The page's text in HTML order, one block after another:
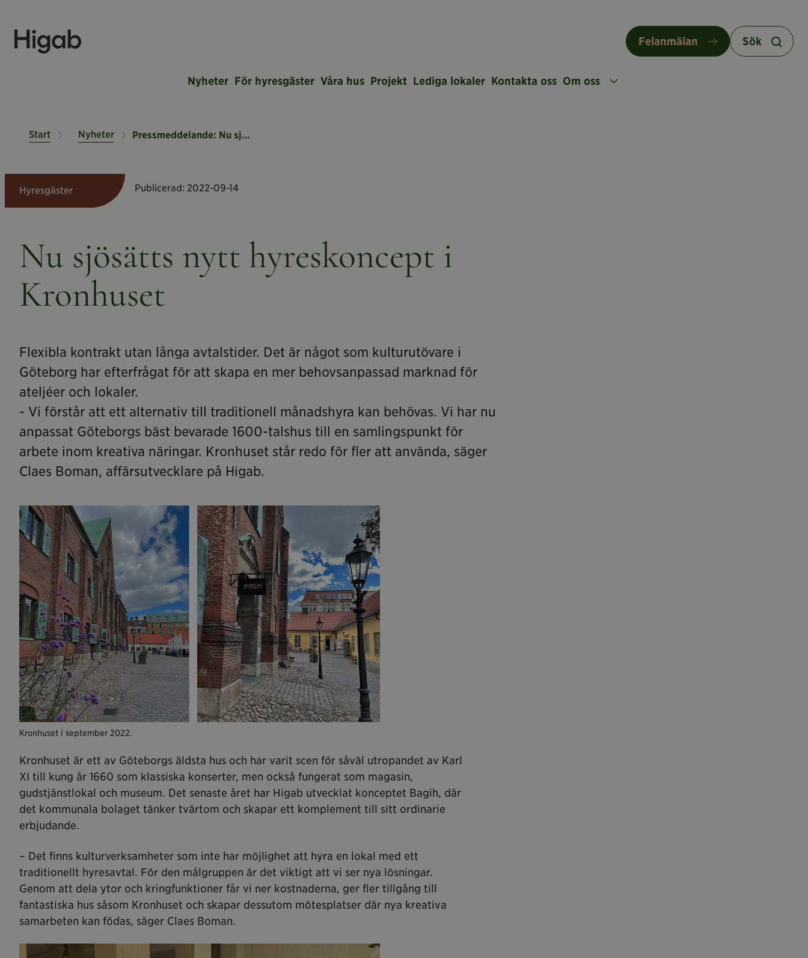
Felanmälan Sök
Nyheter För hyresgäster Våra hus Projekt Lediga lokaler Kontakta oss Om oss
Start Nyheter Pressmeddelande: Nu sjösätts nytt hyreskoncept i Kronhuset
Hyresgäster Publicerad: 2022-09-14
Nu sjösätts nytt hyreskoncept i
Kronhuset
Flexibla kontrakt utan långa avtalstider. Det är något som kulturutövare i
Göteborg har efterfrågat för att skapa en mer behovsanpassad marknad för
ateljéer och lokaler.
- Vi förstår att ett alternativ till traditionell månadshyra kan behövas. Vi har nu
anpassat Göteborgs bäst bevarade 1600-talshus till en samlingspunkt för
arbete inom kreativa näringar. Kronhuset står redo för fler att använda, säger
Claes Boman, affärsutvecklare på Higab.
Kronhuset i september 2022.
Kronhuset är ett av Göteborgs äldsta hus och har varit scen för såväl utropandet av Karl
XI till kung år 1660 som klassiska konserter, men också fungerat som magasin,
gudstjänstlokal och museum. Det senaste året har Higab utvecklat konceptet Bagih, där
det kommunala bolaget tänker tvärtom och skapar ett komplement till sitt ordinarie
erbjudande.
– Det finns kulturverksamheter som inte har möjlighet att hyra en lokal med ett
traditionellt hyresavtal. För den målgruppen är det viktigt att vi ser nya lösningar.
Genom att dela ytor och kringfunktioner får vi ner kostnaderna, ger fler tillgång till
fantastiska hus såsom Kronhuset och skapar dessutom mötesplatser där nya kreativa
samarbeten kan födas, säger Claes Boman.